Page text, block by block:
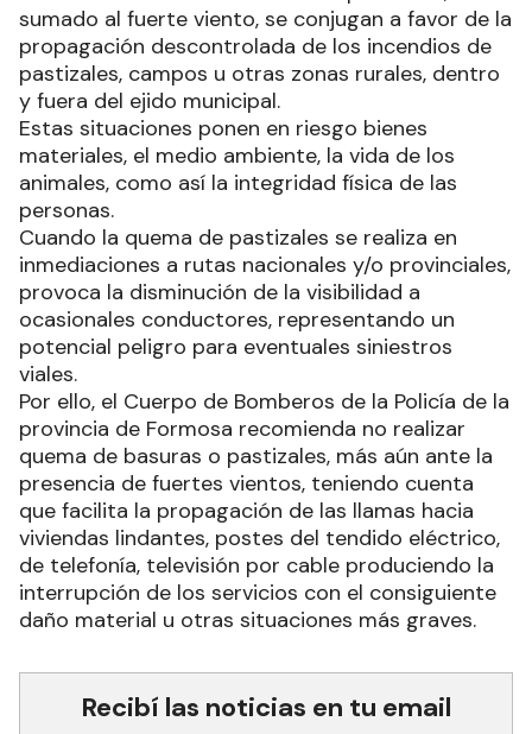
sumado al fuerte viento, se conjugan a favor de la
propagación descontrolada de los incendios de
pastizales, campos u otras zonas rurales, dentro
y fuera del ejido municipal.
Estas situaciones ponen en riesgo bienes
materiales, el medio ambiente, la vida de los
animales, como así la integridad física de las
personas.
Cuando la quema de pastizales se realiza en
inmediaciones a rutas nacionales y/o provinciales,
provoca la disminución de la visibilidad a
ocasionales conductores, representando un
potencial peligro para eventuales siniestros
viales.
Por ello, el Cuerpo de Bomberos de la Policía de la
provincia de Formosa recomienda no realizar
quema de basuras o pastizales, más aún ante la
presencia de fuertes vientos, teniendo cuenta
que facilita la propagación de las llamas hacia
viviendas lindantes, postes del tendido eléctrico,
de telefonía, televisión por cable produciendo la
interrupción de los servicios con el consiguiente
daño material u otras situaciones más graves.
Recibí las noticias en tu email